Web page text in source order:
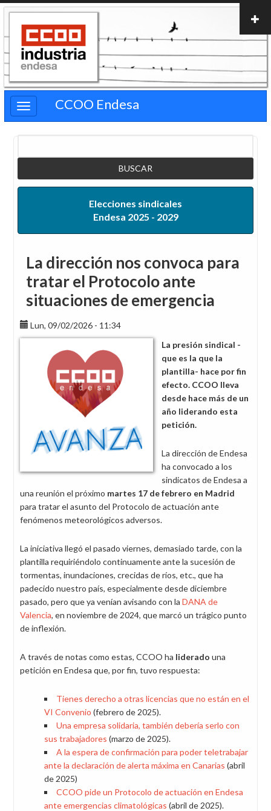
Pasar
contenido
principal
CCOO Endesa
Elecciones sindicales
Endesa 2025 - 2029
La dirección nos convoca para
tratar el Protocolo ante
situaciones de emergencia
Lun, 09/02/2026 - 11:34
La presión sindical -
que es la que la
plantilla- hace por fin
efecto. CCOO lleva
desde hace más de un
año liderando esta
petición.
La dirección de Endesa
ha convocado a los
sindicatos de Endesa a
una reunión el próximo martes 17 de febrero en Madrid
para tratar el asunto del Protocolo de actuación ante
fenómenos meteorológicos adversos.
La iniciativa llegó el pasado viernes, demasiado tarde, con la
plantilla requiriéndolo continuamente ante la sucesión de
tormentas, inundaciones, crecidas de ríos, etc., que ha
padecido nuestro país, especialmente desde diciembre
pasado, pero que ya venían avisando con la DANA de
Valencia, en noviembre de 2024, que marcó un trágico punto
de inflexión.
A través de notas como estas, CCOO ha liderado una
petición en Endesa que, por fin, tuvo respuesta:
Tienes derecho a otras licencias que no están en el
VI Convenio (febrero de 2025).
Una empresa solidaria, también debería serlo con
sus trabajadores (marzo de 2025).
A la espera de confirmación para poder teletrabajar
ante la declaración de alerta máxima en Canarias (abril
de 2025)
CCOO pide un Protocolo de actuación en Endesa
ante emergencias climatológicas (abril de 2025).